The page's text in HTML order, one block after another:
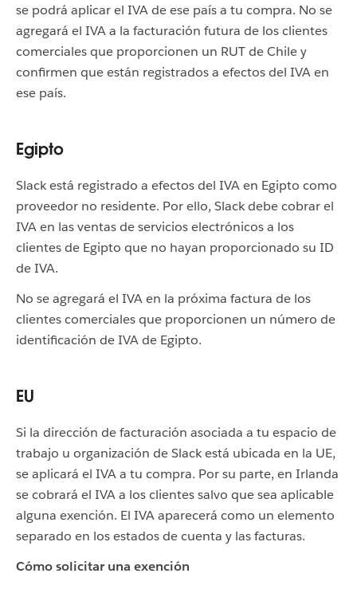
se podrá aplicar el IVA de ese país a tu compra. No se
agregará el IVA a la facturación futura de los clientes
comerciales que proporcionen un RUT de Chile y
confirmen que están registrados a efectos del IVA en
ese país.
Egipto
Slack está registrado a efectos del IVA en Egipto como
proveedor no residente. Por ello, Slack debe cobrar el
IVA en las ventas de servicios electrónicos a los
clientes de Egipto que no hayan proporcionado su ID
de IVA.
No se agregará el IVA en la próxima factura de los
clientes comerciales que proporcionen un número de
identificación de IVA de Egipto.
EU
Si la dirección de facturación asociada a tu espacio de
trabajo u organización de Slack está ubicada en la UE,
se aplicará el IVA a tu compra. Por su parte, en Irlanda
se cobrará el IVA a los clientes salvo que sea aplicable
alguna exención. El IVA aparecerá como un elemento
separado en los estados de cuenta y las facturas.
Cómo solicitar una exención